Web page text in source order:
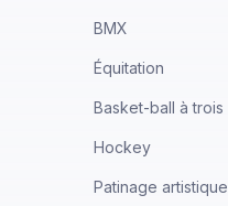
BMX
Équitation
Basket-ball à trois
Hockey
Patinage artistique